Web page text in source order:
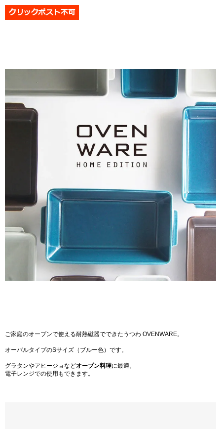
ご家庭のオーブンで使える耐熱磁器でできたうつわ OVENWARE。
オーバルタイプのSサイズ（ブルー色）です。
グラタンやアヒージョなどオーブン料理に最適。
電子レンジでの使用もできます。